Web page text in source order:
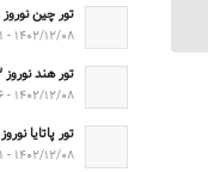
تور چین نوروز ۱۴۰۳
۱۴۰۲/۱۲/۰۸ - ۲:۱۱ ق.ظ
تور هند نوروز ۱۴۰۳
۱۴۰۲/۱۲/۰۸ - ۲:۰۶ ق.ظ
تور پاتایا نوروز ۱۴۰۳
۱۴۰۲/۱۲/۰۸ - ۲:۰۱ ق.ظ